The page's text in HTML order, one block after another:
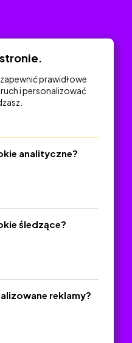
prawidłowe
i personalizować
analityczne?
śledzące?
reklamy?